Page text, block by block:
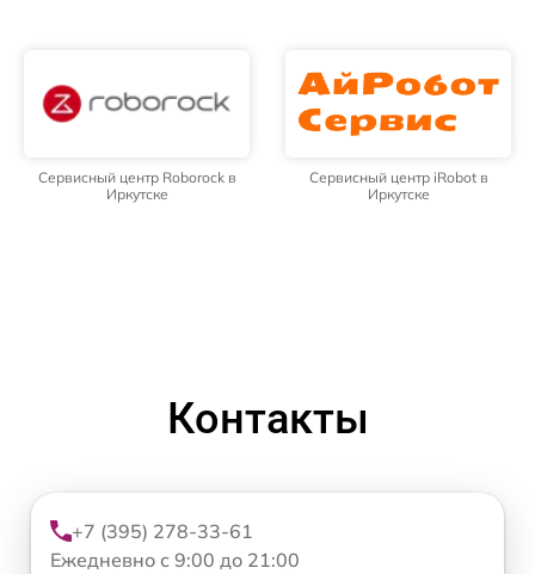
Сервисный центр Roborock в
Иркутске
Сервисный центр iRobot в
Иркутске
Контакты
+7 (395) 278-33-61
Ежедневно с 9:00 до 21:00